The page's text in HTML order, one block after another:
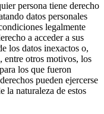
persona tiene derecho
datos personales
legalmente
a acceder a sus
los datos inexactos o,
entre otros motivos, los
los que fueron
pueden ejercerse
la naturaleza de estos